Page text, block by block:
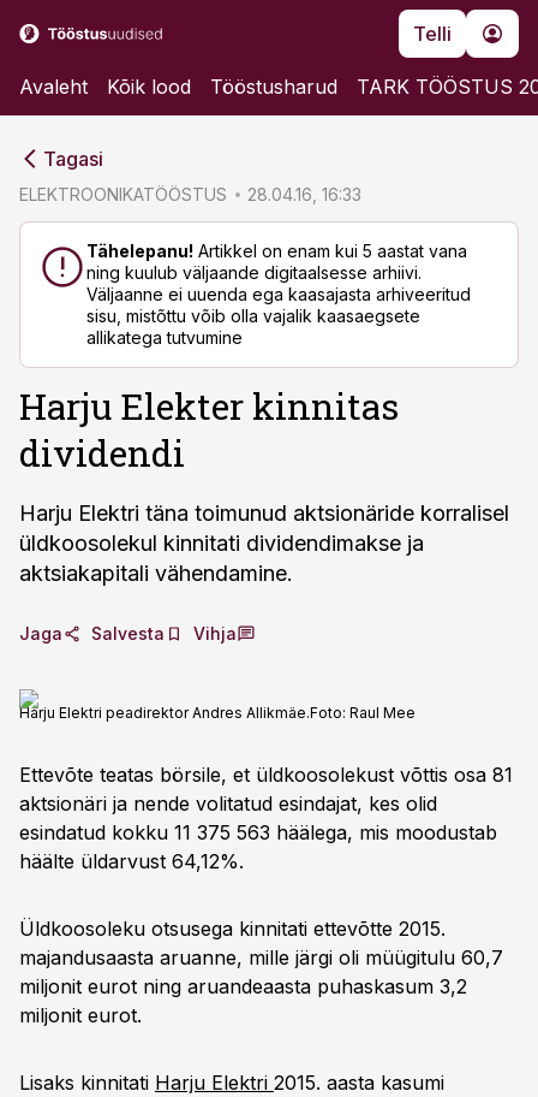
Telli
Avaleht Kõik lood Tööstusharud TARK TÖÖSTUS
Tagasi
ELEKTROONIKATÖÖSTUS 28.04.16, 16:33
Tähelepanu! Artikkel on enam kui 5 aastat vana
ning kuulub väljaande digitaalsesse arhiivi.
Väljaanne ei uuenda ega kaasajasta arhiveeritud
sisu, mistõttu võib olla vajalik kaasaegsete
allikatega tutvumine
Harju Elekter kinnitas
dividendi
Harju Elektri täna toimunud aktsionäride korralisel
üldkoosolekul kinnitati dividendimakse ja
aktsiakapitali vähendamine.
Jaga Salvesta Vihja
Harju Elektri peadirektor Andres Allikmäe.Foto: Raul Mee
Ettevõte teatas börsile, et üldkoosolekust võttis osa 81
aktsionäri ja nende volitatud esindajat, kes olid
esindatud kokku 11 375 563 häälega, mis moodustab
häälte üldarvust 64,12%.
Üldkoosoleku otsusega kinnitati ettevõtte 2015.
majandusaasta aruanne, mille järgi oli müügitulu 60,7
miljonit eurot ning aruandeaasta puhaskasum 3,2
miljonit eurot.
Lisaks kinnitati Harju Elektri 2015. aasta kasumi